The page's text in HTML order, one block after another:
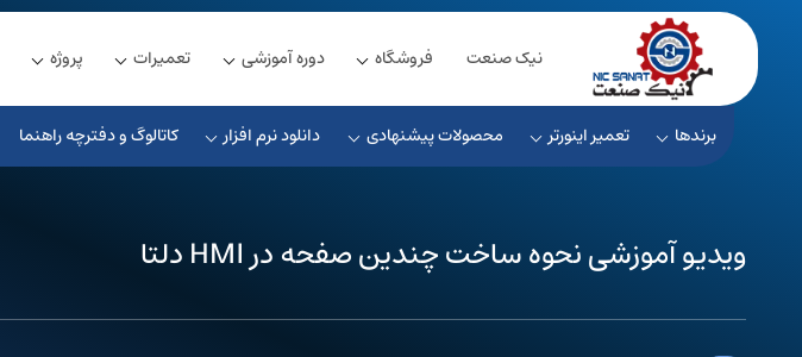
نیک صنعت فروشگاه دوره آموزشی تعمیرات پروژه
برندها تعمیر اینورتر محصولات پیشنهادی دانلود نرم افزار کاتالوگ و دفترچه راهنما
ویدیو آموزشی نحوه ساخت چندین صفحه در HMI دلتا